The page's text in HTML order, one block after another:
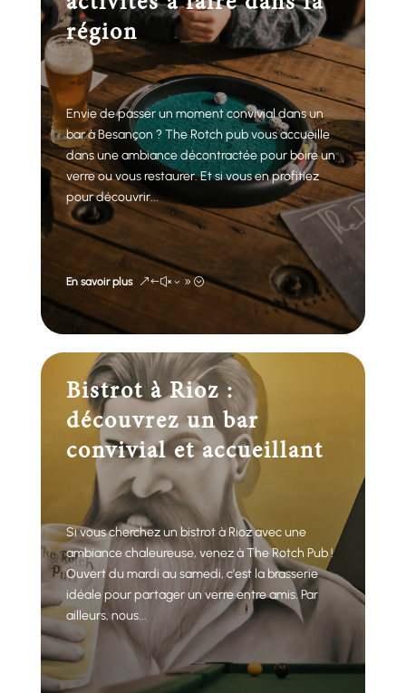
région
Envie de passer un moment convivial dans un
bar à Besançon ? The Rotch pub vous accueille
dans une ambiance décontractée pour boire un
verre ou vous restaurer. Et si vous en profitiez
pour découvrir...
En savoir plus
Bistrot à Rioz :
découvrez un bar
convivial et accueillant
Si vous cherchez un bistrot à Rioz avec une
ambiance chaleureuse, venez à The Rotch Pub !
Ouvert du mardi au samedi, c’est la brasserie
idéale pour partager un verre entre amis. Par
ailleurs, nous...